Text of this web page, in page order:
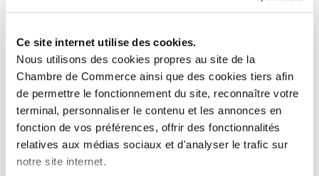
Ce site internet utilise des cookies.
Nous utilisons des cookies propres au site de la
Chambre de Commerce ainsi que des cookies tiers afin
de permettre le fonctionnement du site, reconnaître votre
terminal, personnaliser le contenu et les annonces en
fonction de vos préférences, offrir des fonctionnalités
relatives aux médias sociaux et d'analyser le trafic sur
notre site internet.
au bénéfice des entrepreneurs.
En tant que force de proposition, cette cellule s’appuie
sur une vision de terrain pour identifier les points de
friction rencontrés par les entreprises et faire remonter
les difficultés observées, contribuant ainsi à
l’amélioration continue des dispositifs
d’accompagnement.
Enfin, la House of Entrepreneurship, à travers